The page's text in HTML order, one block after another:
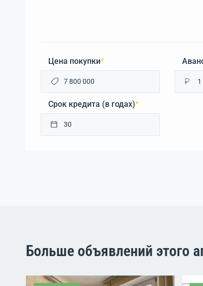
Цена покупки*
₽
Срок кредита (в годах)*
Больше объявлений этого